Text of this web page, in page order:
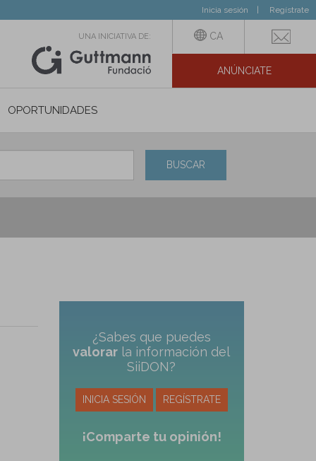
Inicia sesión Regístrate
UNA INICIATIVA DE: CA
ANÚNCIATE
SOCIAL
OPORTUNIDADES
BUSCAR
¿Sabes que puedes
valorar la información del
SiiDON?
INICIA SESIÓN REGÍSTRATE
¡Comparte tu opinión!